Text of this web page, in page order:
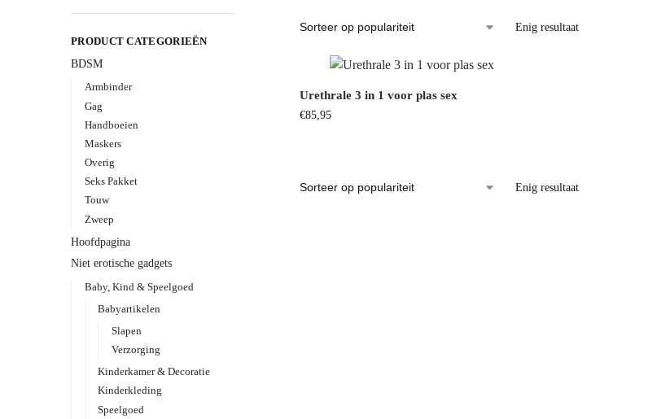
Enig resultaat
Urethrale 3 in 1 voor plas sex
€85,95
Enig resultaat
PRODUCT CATEGORIEËN
BDSM
Armbinder
Gag
Handboeien
Maskers
Overig
Seks Pakket
Touw
Zweep
Hoofdpagina
Niet erotische gadgets
Baby, Kind & Speelgoed
Babyartikelen
Slapen
Verzorging
Kinderkamer & Decoratie
Kinderkleding
Speelgoed